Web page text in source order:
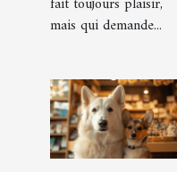
mais qui demande...